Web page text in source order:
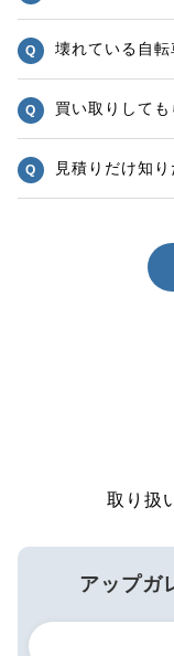
壊れている自
買い取りして
見積りだけ知
取り扱
アップガ